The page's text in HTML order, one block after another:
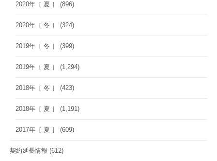
2020年［ 夏 ］ (896)
2020年［ 冬 ］ (324)
2019年［ 冬 ］ (399)
2019年［ 夏 ］ (1,294)
2018年［ 冬 ］ (423)
2018年［ 夏 ］ (1,191)
2017年［ 夏 ］ (609)
契約延長情報 (612)